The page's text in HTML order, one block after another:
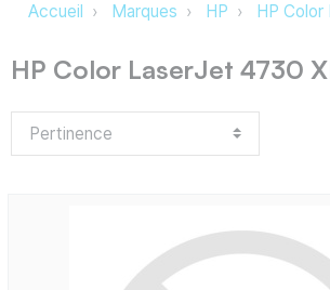
Accueil Marques HP HP
HP Color LaserJet 4730